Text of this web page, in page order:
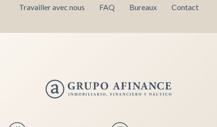
Travailler avec nous
FAQ Bureaux Contact